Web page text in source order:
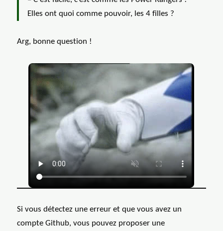
Elles ont quoi comme pouvoir, les 4 filles ?
Arg, bonne question !
Si vous détectez une erreur et que vous avez un
compte Github, vous pouvez proposer une